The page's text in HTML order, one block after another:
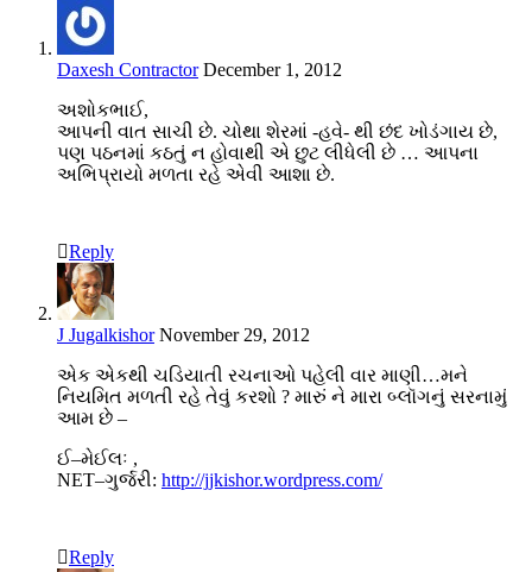
Daxesh Contractor December 1, 2012
અશોકભાઈ,
આપની વાત સાચી છે. ચોથા શેરમાં -હવે- થી છંદ ખોડંગાય છે,
પણ પઠનમાં કઠતું ન હોવાથી એ છુટ લીધેલી છે … આપના
અભિપ્રાયો મળતા રહે એવી આશા છે.
Reply
J Jugalkishor November 29, 2012
એક એકથી ચડિયાતી રચનાઓ પહેલી વાર માણી…મને
નિયમિત મળતી રહે તેવું કરશો ? મારું ને મારા બ્લૉગનું સરનામું
આમ છે –
ઈ–મેઈલઃ ,
NET–ગુર્જરી: http://jjkishor.wordpress.com/
Reply